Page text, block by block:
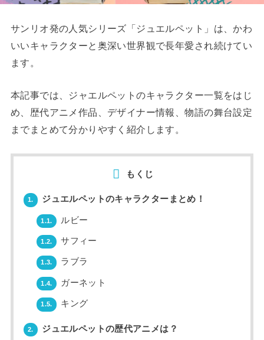
サンリオ発の人気シリーズ「ジュエルペット」は、かわ
いいキャラクターと奥深い世界観で長年愛され続けてい
ます。
本記事では、ジャエルペットのキャラクター一覧をはじ
め、歴代アニメ作品、デザイナー情報、物語の舞台設定
までまとめて分かりやすく紹介します。
もくじ
1. ジュエルペットのキャラクターまとめ！
1.1. ルビー
1.2. サフィー
1.3. ラブラ
1.4. ガーネット
1.5. キング
2. ジュエルペットの歴代アニメは？